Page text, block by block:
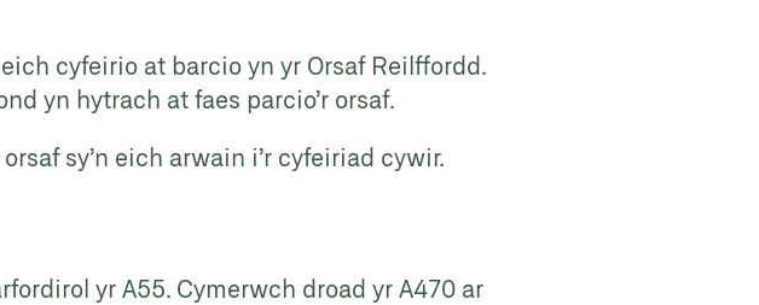
cyfeirio at barcio yn yr Orsaf Reilffordd.
yn hytrach at faes parcio’r orsaf.
sy’n eich arwain i’r cyfeiriad cywir.
yr A55. Cymerwch droad yr A470 ar